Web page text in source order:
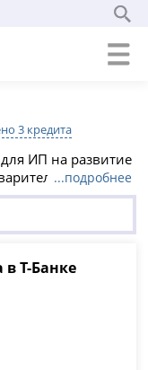
3 кредита
ИП на развитие
повысить
Т-Банк
месяцев
...подробнее
в Т-Банке